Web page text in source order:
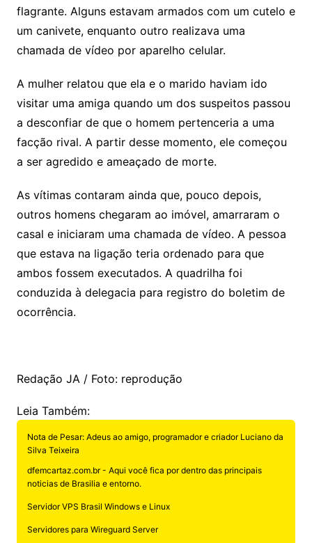
flagrante. Alguns estavam armados com um cutelo e
um canivete, enquanto outro realizava uma
chamada de vídeo por aparelho celular.
A mulher relatou que ela e o marido haviam ido
visitar uma amiga quando um dos suspeitos passou
a desconfiar de que o homem pertenceria a uma
facção rival. A partir desse momento, ele começou
a ser agredido e ameaçado de morte.
As vítimas contaram ainda que, pouco depois,
outros homens chegaram ao imóvel, amarraram o
casal e iniciaram uma chamada de vídeo. A pessoa
que estava na ligação teria ordenado para que
ambos fossem executados. A quadrilha foi
conduzida à delegacia para registro do boletim de
ocorrência.
Redação JA / Foto: reprodução
Leia Também:
Nota de Pesar: Adeus ao amigo, programador e criador Luciano da
Silva Teixeira
dfemcartaz.com.br - Aqui você fica por dentro das principais
noticias de Brasilia e entorno.
Servidor VPS Brasil Windows e Linux
Servidores para Wireguard Server